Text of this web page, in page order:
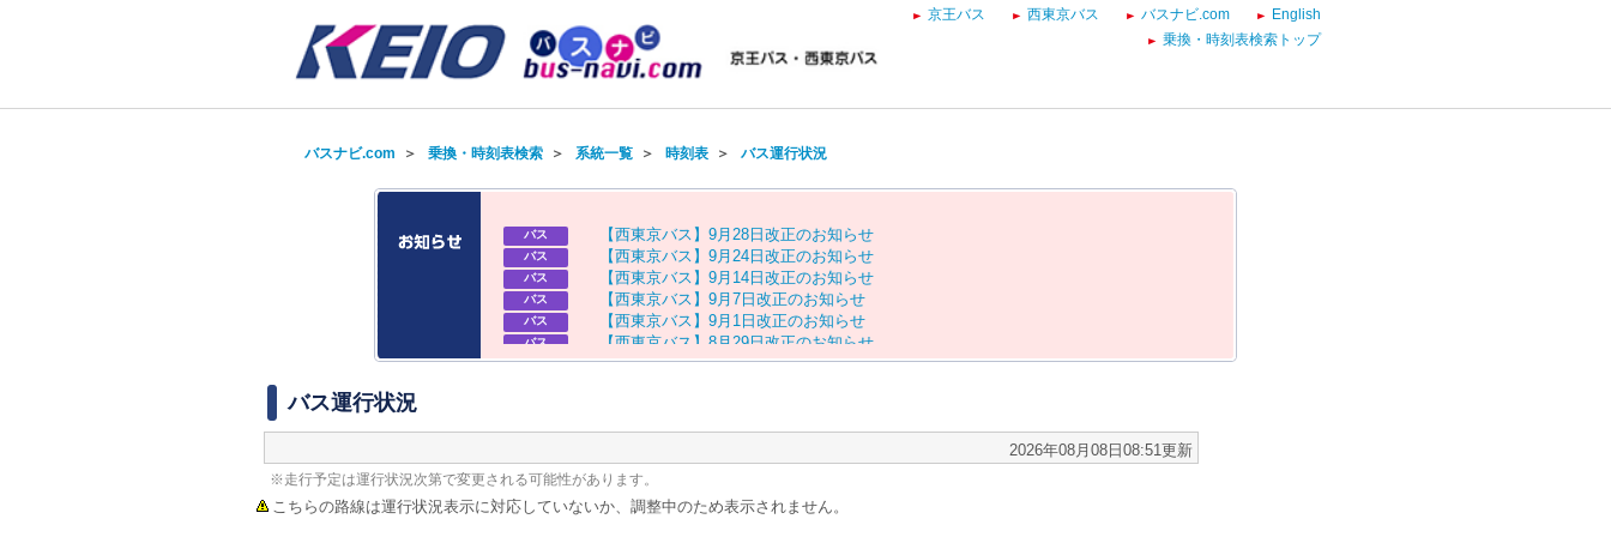
京王バス 西東京バス バスナビ.com
English
乗換・時刻表検索トップ
バスナビ.com ＞ 乗換・時刻表検索＞ 系統一覧＞ 時刻表＞ バス運行状況
バス 【西東京バス 】 9月 28 日 改正のお知 らせ
バス 【西東京バス 】 9月 24 日 改正のお知 らせ
バス 【西東京バス 】 9月 14 日 改正のお知 らせ
バス 【西東京バス 】 9月 7 日 改正のお知 らせ
バス 【西東京バス 】 9月 1 日 改正のお知 らせ
バス 【西東京バス 】 8 月 29日改正のお知 らせ
バス 【京王バス】お盆ダイヤのお知らせ
バス運行状況
2026年08月08日08:51更新
※走行予定は運行状況次第で変更される可能性があります。
こちらの路線は運行状況表示に対応していないか、調整中のため表示されません。